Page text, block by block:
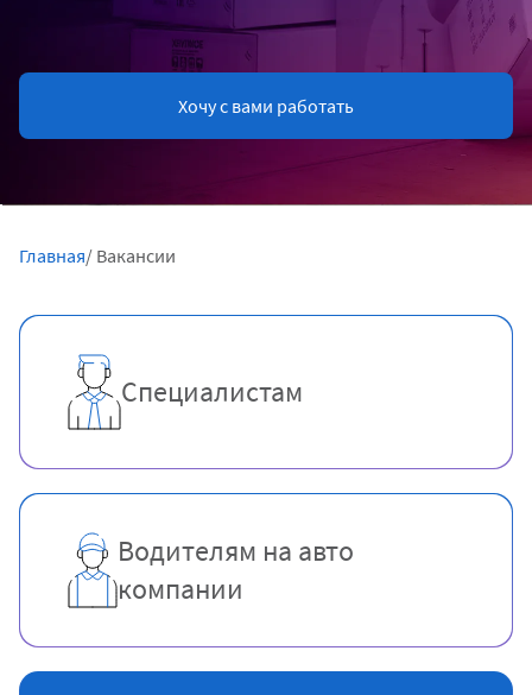
Хочу с вами работать
Главная/ Вакансии
Специалистам
Водителям на авто
компании